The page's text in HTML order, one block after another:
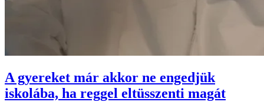
A gyereket már akkor ne engedjük
iskolába, ha reggel eltüsszenti magát